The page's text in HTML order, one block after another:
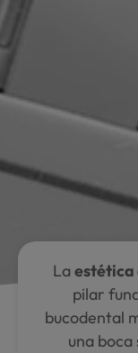
La estética
pilar
bucodental
una boca